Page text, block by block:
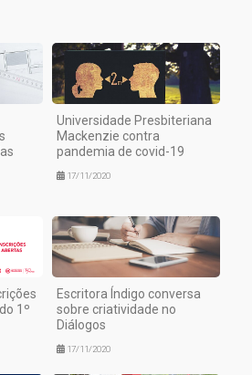
Universidade Presbiteriana
Mackenzie contra
pandemia de covid-19
17/11/2020
1º
Escritora Índigo conversa
sobre criatividade no
Diálogos
17/11/2020